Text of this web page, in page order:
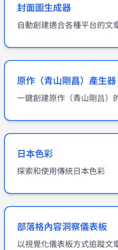
封面圖生成器
自動創建適合各種平台的文
原作（青山剛昌）產生器
一鍵創建原作（青山剛昌）
日本色彩
探索和使用傳統日本色彩
部落格內容洞察儀表板
以視覺化儀表板方式追蹤文